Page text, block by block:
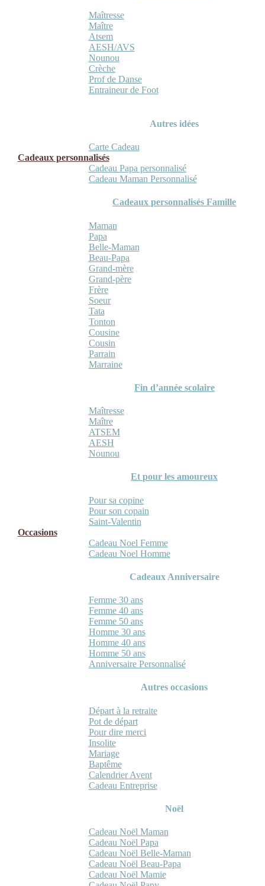
Maîtresse
Maître
Atsem
AESH/AVS
Nounou
Crèche
Prof de Danse
Entraineur de Foot
Autres idées
Carte Cadeau
Cadeaux personnalisés
Cadeau Papa personnalisé
Cadeau Maman Personnalisé
Cadeaux personnalisés Famille
Maman
Papa
Belle-Maman
Beau-Papa
Grand-mère
Grand-père
Frère
Soeur
Tata
Tonton
Cousine
Cousin
Parrain
Marraine
Fin d’année scolaire
Maîtresse
Maître
ATSEM
AESH
Nounou
Et pour les amoureux
Pour sa copine
Pour son copain
Saint-Valentin
Occasions
Cadeau Noel Femme
Cadeau Noel Homme
Cadeaux Anniversaire
Femme 30 ans
Femme 40 ans
Femme 50 ans
Homme 30 ans
Homme 40 ans
Homme 50 ans
Anniversaire Personnalisé
Autres occasions
Départ à la retraite
Pot de départ
Pour dire merci
Insolite
Mariage
Baptême
Calendrier Avent
Cadeau Entreprise
Noël
Cadeau Noël Maman
Cadeau Noël Papa
Cadeau Noël Belle-Maman
Cadeau Noël Beau-Papa
Cadeau Noël Mamie